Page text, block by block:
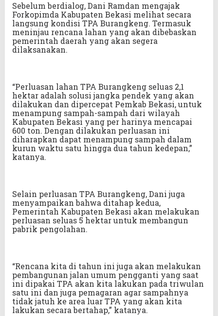
Sebelum berdialog, Dani Ramdan mengajak
Forkopimda Kabupaten Bekasi melihat secara
langsung kondisi TPA Burangkeng. Termasuk
meninjau rencana lahan yang akan dibebaskan
pemerintah daerah yang akan segera
dilaksanakan.
“Perluasan lahan TPA Burangkeng seluas 2,1
hektar adalah solusi jangka pendek yang akan
dilakukan dan dipercepat Pemkab Bekasi, untuk
menampung sampah-sampah dari wilayah
Kabupaten Bekasi yang per harinya mencapai
600 ton. Dengan dilakukan perluasan ini
diharapkan dapat menampung sampah dalam
kurun waktu satu hingga dua tahun kedepan,”
katanya.
Selain perluasan TPA Burangkeng, Dani juga
menyampaikan bahwa ditahap kedua,
Pemerintah Kabupaten Bekasi akan melakukan
perluasan seluas 5 hektar untuk membangun
pabrik pengolahan.
“Rencana kita di tahun ini juga akan melakukan
pembangunan jalan umum pengganti yang saat
ini dipakai TPA akan kita lakukan pada triwulan
satu ini dan juga pemagaran agar sampahnya
tidak jatuh ke area luar TPA yang akan kita
lakukan secara bertahap,” katanya.